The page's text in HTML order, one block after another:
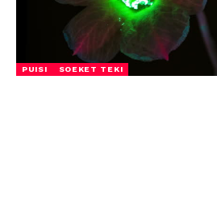
PUISI SOEKET TEKI